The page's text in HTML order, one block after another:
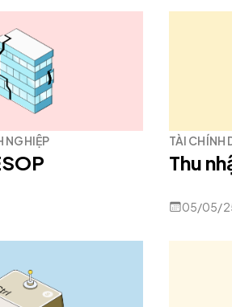
NGHIỆP TÀI CHÍNH
Thu
05/05/